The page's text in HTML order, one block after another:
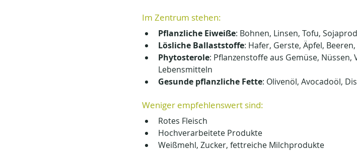
Im Zentrum stehen:
Pflanzliche Eiweiße: Bohnen, Linsen, Tofu,
Lösliche Ballaststoffe: Hafer, Gerste, Äpfel,
Phytosterole: Pflanzenstoffe aus Gemüse,
Lebensmitteln
Gesunde pflanzliche Fette: Olivenöl, Avocadoöl,
Weniger empfehlenswert sind:
Rotes Fleisch
Hochverarbeitete Produkte
Weißmehl, Zucker, fettreiche Milchprodukte